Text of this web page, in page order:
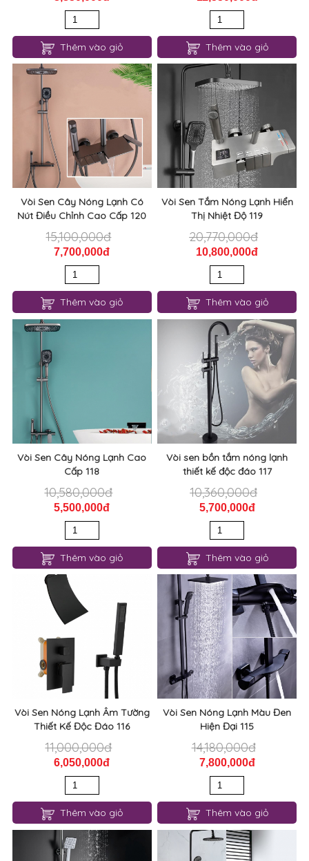
Thêm vào giỏ Thêm vào giỏ
Vòi Sen Cây Nóng Lạnh Có
Nút Điều Chỉnh Cao Cấp 120
15,100,000đ
7,700,000đ
Thêm vào giỏ
Vòi Sen Tắm Nóng Lạnh Hiển
Thị Nhiệt Độ 119
20,770,000đ
10,800,000đ
Thêm vào giỏ
Vòi Sen Cây Nóng Lạnh Cao
Cấp 118
10,580,000đ
5,500,000đ
Thêm vào giỏ
Vòi sen bồn tắm nóng lạnh
thiết kế độc đáo 117
10,360,000đ
5,700,000đ
Thêm vào giỏ
Vòi Sen Nóng Lạnh Âm Tường
Thiết Kế Độc Đáo 116
11,000,000đ
6,050,000đ
Thêm vào giỏ
Vòi Sen Nóng Lạnh Màu Đen
Hiện Đại 115
14,180,000đ
7,800,000đ
Thêm vào giỏ